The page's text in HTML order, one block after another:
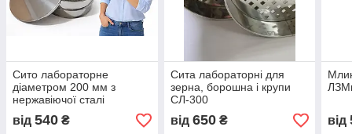
Сито лабораторне
діаметром 200 мм з
нержавіючої сталі
від 540 ₴
Сита лабораторні для
зерна, борошна і крупи
СЛ-300
від 650₴ від